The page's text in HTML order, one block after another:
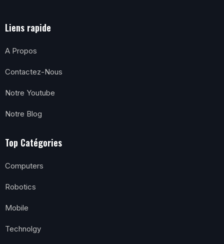
Liens rapide
A Propos
Contactez-Nous
Notre Youtube
Notre Blog
Top Catégories
Computers
Robotics
Mobile
Technolgy